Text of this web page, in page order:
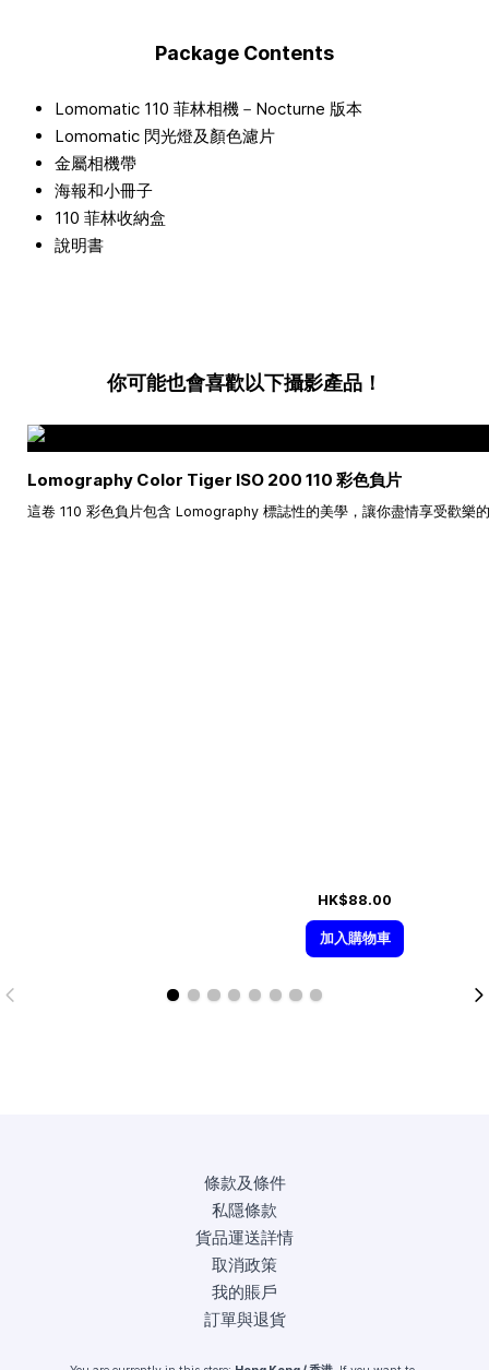
Package Contents
Lomomatic 110 菲林相機－Nocturne 版本
Lomomatic 閃光燈及顏色濾片
金屬相機帶
海報和小冊子
110 菲林收納盒
說明書
你可能也會喜歡以下攝影產品！
Lomography Color Tiger ISO 200 110 彩色負片
這卷 110 彩色負片包含 Lomography 標誌性的美學，讓你盡情享受歡樂
HK$88.00
加入購物車
條款及條件
私隱條款
貨品運送詳情
取消政策
我的賬戶
訂單與退貨